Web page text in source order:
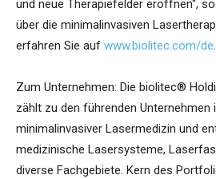
und neue Therapiefelder eröffnen“,
über die minimalinvasiven
erfahren Sie auf www.biolitec.com/de.
Zum Unternehmen: Die biolitec®
zählt zu den führenden Unternehmen
minimalinvasiver Lasermedizin und
medizinische Lasersysteme,
diverse Fachgebiete. Kern des